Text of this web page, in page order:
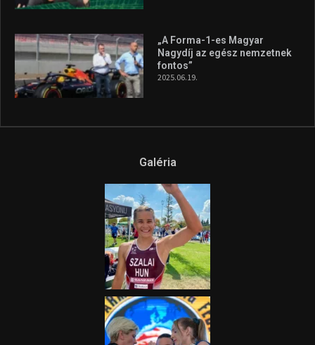
„A Forma-1-es Magyar
Nagydíj az egész nemzetnek
fontos”
2025.06.19.
Galéria